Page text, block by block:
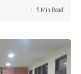
5 Min Read